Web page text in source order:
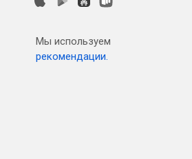
Мы используем
рекомендации.